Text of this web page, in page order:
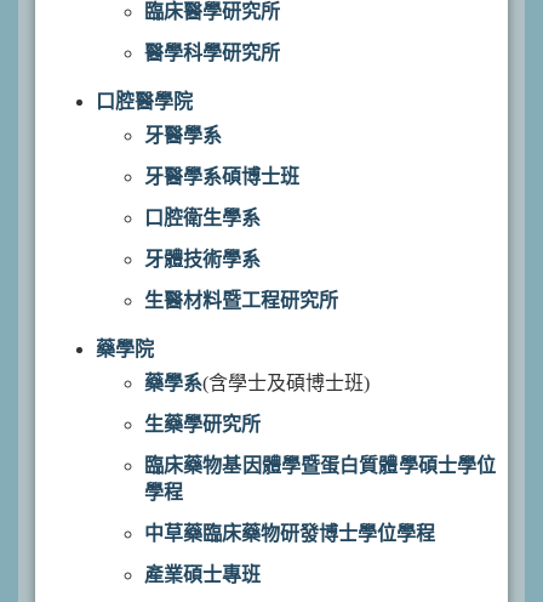
臨床醫學研究所
醫學科學研究所
口腔醫學院
牙醫學系
牙醫學系碩博士班
口腔衛生學系
牙體技術學系
生醫材料暨工程研究所
藥學院
藥學系(含學士及碩博士班)
生藥學研究所
臨床藥物基因體學暨蛋白質體學碩士學位
學程
中草藥臨床藥物研發博士學位學程
產業碩士專班